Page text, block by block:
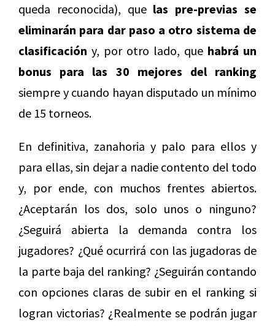
queda reconocida), que las pre-previas se
eliminarán para dar paso a otro sistema de
clasificación y, por otro lado, que habrá un
bonus para las 30 mejores del ranking
siempre y cuando hayan disputado un mínimo
de 15 torneos.
En definitiva, zanahoria y palo para ellos y
para ellas, sin dejar a nadie contento del todo
y, por ende, con muchos frentes abiertos.
¿Aceptarán los dos, solo unos o ninguno?
¿Seguirá abierta la demanda contra los
jugadores? ¿Qué ocurrirá con las jugadoras de
la parte baja del ranking? ¿Seguirán contando
con opciones claras de subir en el ranking si
logran victorias? ¿Realmente se podrán jugar